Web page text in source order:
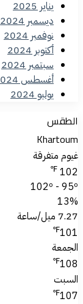
يناير 2025
ديسمبر 2024
نوفمبر 2024
أكتوبر 2024
سبتمبر 2024
أغسطس 2024
يوليو 2024
الطقس
Khartoum
غيوم متفرقة
102
℉
102º - 95º
13%
7.27 ميل/ساعة
101
℉
الجمعة
108
℉
السبت
107
℉